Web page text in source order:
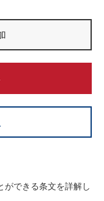
ができる条文を詳解し